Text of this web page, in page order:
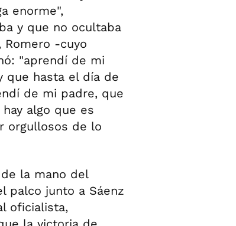
enorme",
y que no ocultaba
Romero -cuyo
"aprendí de mi
que hasta el día de
de mi padre, que
algo que es
orgullosos de lo
la mano del
palco junto a Sáenz
oficialista,